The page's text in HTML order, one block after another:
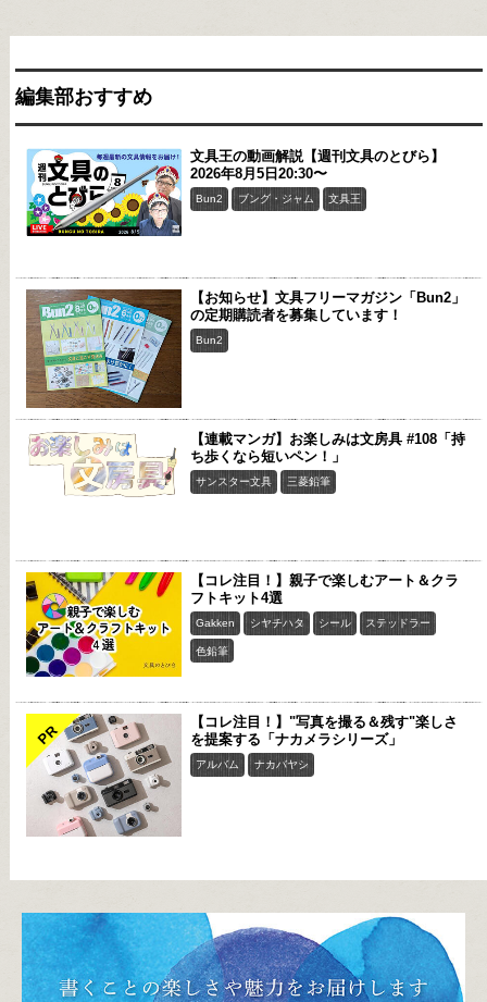
編集部おすすめ
文具王の動画解説【週刊文具のとびら】
2026年8月5日20:30〜
Bun2 ブング・ジャム 文具王
【お知らせ】文具フリーマガジン「Bun2」
の定期購読者を募集しています！
Bun2
【連載マンガ】お楽しみは文房具 #108「持
ち歩くなら短いペン！」
サンスター文具 三菱鉛筆
【コレ注目！】親子で楽しむアート＆クラ
フトキット4選
Gakken シヤチハタ シール ステッドラー
色鉛筆
PR
【コレ注目！】"写真を撮る＆残す"楽しさ
を提案する「ナカメラシリーズ」
アルバム ナカバヤシ